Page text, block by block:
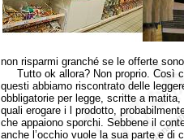
non risparmi granché se le offerte
Tutto ok allora? Non proprio. Così
questi abbiamo riscontrato delle
obbligatorie per legge, scritte a
quali erogare i l prodotto,
che appaiono sporchi. Sebbene il
anche l’occhio vuole la sua parte e